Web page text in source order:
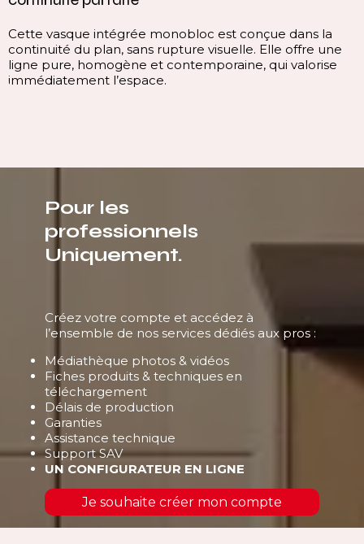
Cette vasque intégrée monobloc est conçue dans la
continuité du plan, sans rupture visuelle. Elle offre une
ligne pure, homogène et contemporaine, qui valorise
immédiatement l’espace.
Pour les
professionnels
Uniquement.
Créez votre compte et accédez à
l’ensemble de nos services dédiés aux pros :
Médiathèque photos & vidéos
Fiches produits & techniques en
téléchargement
Délais de production
Garanties
Assistance technique
Support SAV
UN CONFIGURATEUR EN LIGNE
Je souhaite créer mon compte